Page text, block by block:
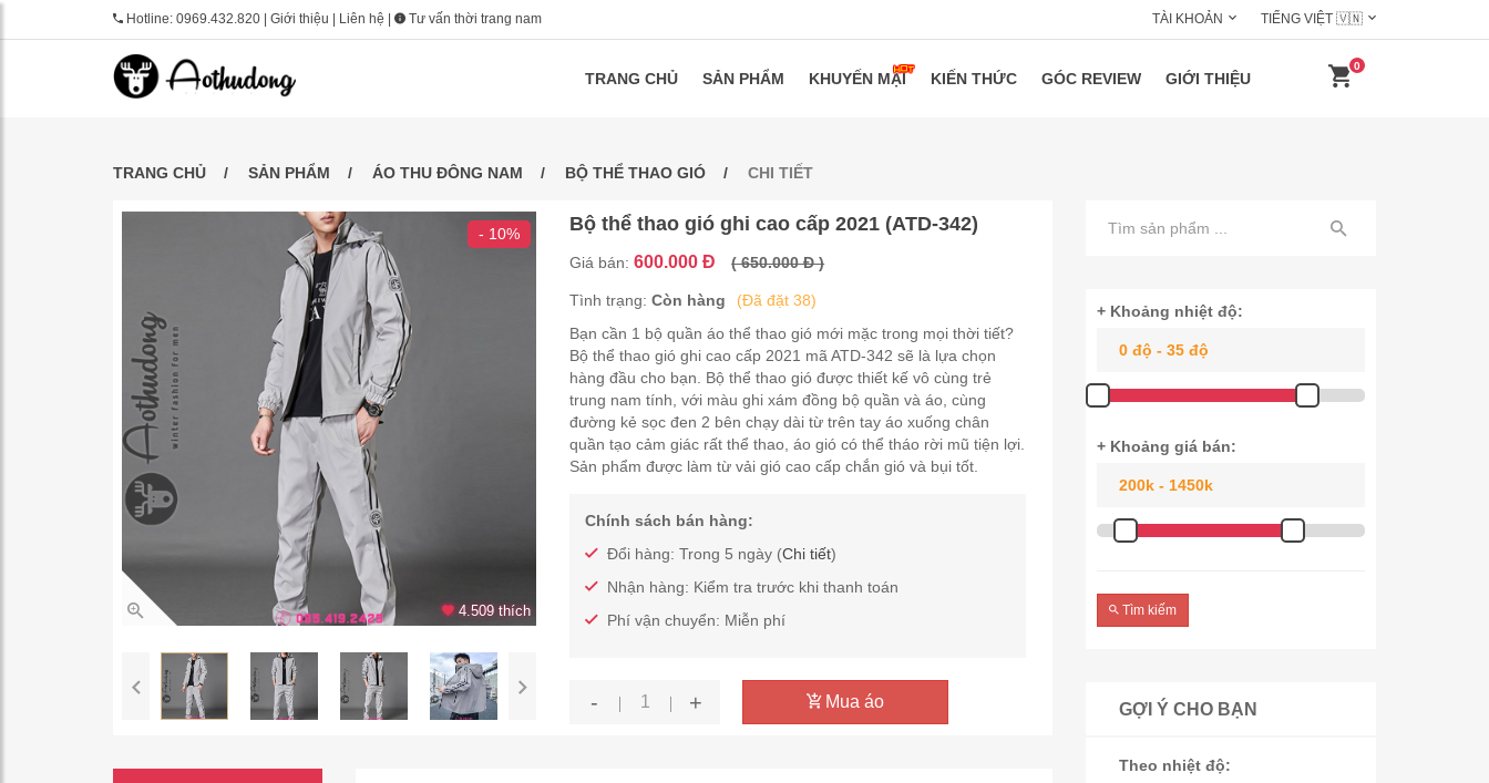
Hotline: 0969.432.820 Giới thiệu Liên hệ Tư vấn thời trang nam TÀI KHOẢN TIẾNG VIỆT 🇻🇳
TRANG CHỦ SẢN PHẨM KHUYẾN MẠI KIẾN THỨC GÓC REVIEW GIỚI THIỆU
0
TRANG CHỦ SẢN PHẨM ÁO THU ĐÔNG NAM BỘ THỂ THAO GIÓ CHI TIẾT
- 10%
4.509 thích
Bộ thể thao gió ghi cao cấp 2021 (ATD-342)
Giá bán:600.000 Đ ( 650.000 Đ )
Tình trạng:Còn hàng
(Đã đặt 38)
Bạn cần 1 bộ quần áo thể thao gió mới mặc trong mọi thời tiết?
Bộ thể thao gió ghi cao cấp 2021 mã ATD-342 sẽ là lựa chọn
hàng đầu cho bạn. Bộ thể thao gió được thiết kế vô cùng trẻ
trung nam tính, với màu ghi xám đồng bộ quần và áo, cùng
đường kẻ sọc đen 2 bên chạy dài từ trên tay áo xuống chân
quần tạo cảm giác rất thể thao, áo gió có thể tháo rời mũ tiện lợi.
Sản phẩm được làm từ vải gió cao cấp chắn gió và bụi tốt.
Chính sách bán hàng:
Đổi hàng: Trong 5 ngày (Chi tiết)
Nhận hàng: Kiểm tra trước khi thanh toán
Phí vận chuyển: Miễn phí
- + Mua áo
+ Khoảng nhiệt độ:
+ Khoảng giá bán:
Tìm kiếm
GỢI Ý CHO BẠN
Theo nhiệt độ: